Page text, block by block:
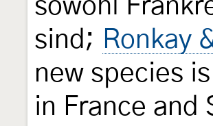
sowohl
sind; Ronkay
new species
in France and